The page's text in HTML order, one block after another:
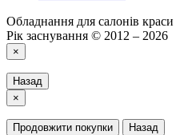
Обладнання для салонів краси
Рік заснування © 2012 – 2026
×
Назад
×
Продовжити покупки
Назад